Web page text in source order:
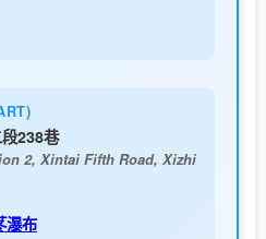
238巷
2, Xintai Fifth Road, Xizhi
瀑布